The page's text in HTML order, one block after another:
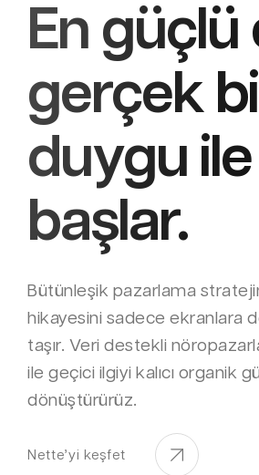
En güçlü
gerçek
duygu ile
başlar.
Bütünleşik pazarlama
hikayesini sadece ekranlara
taşır. Veri destekli
ile geçici ilgiyi kalıcı organik
dönüştürürüz.
Nette’yi keşfet